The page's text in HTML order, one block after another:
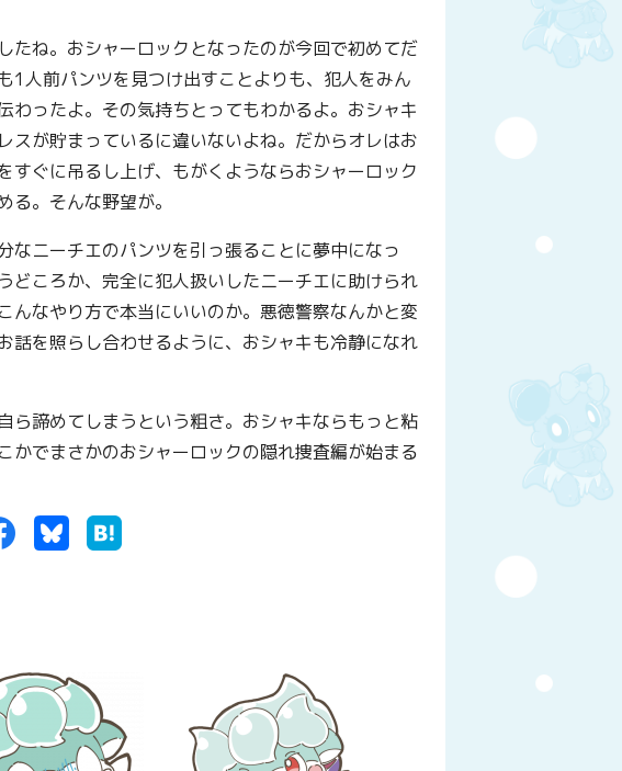
たね。おシャーロックとなったのが今回で初めてだ
1人前パンツを見つけ出すことよりも、犯人をみん
わったよ。その気持ちとってもわかるよ。おシャキ
スが貯まっているに違いないよね。だからオレはお
すぐに吊るし上げ、もがくようならおシャーロック
。そんな野望が。
なニーチエのパンツを引っ張ることに夢中になっ
どころか、完全に犯人扱いしたニーチエに助けられ
んなやり方で本当にいいのか。悪徳警察なんかと変
話を照らし合わせるように、おシャキも冷静になれ
ら諦めてしまうという粗さ。おシャキならもっと粘
かでまさかのおシャーロックの隠れ捜査編が始まる
FacebookBluesky